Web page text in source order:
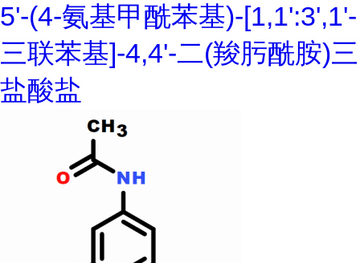
5'-(4-氨基甲酰苯基)-[1,1':3',1'-
三联苯基]-4,4'-二(羧肟酰胺)三
盐酸盐